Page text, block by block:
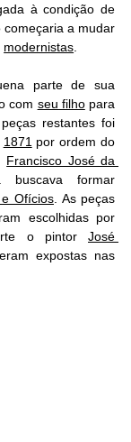
à condição de
a mudar
modernistas
parte de sua
com seu filho para
restantes foi
1871 por ordem do
Francisco José da
buscava formar
Ofícios. As peças
escolhidas por
o pintor José
expostas nas